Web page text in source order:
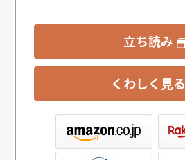
立ち読み
くわしく見る